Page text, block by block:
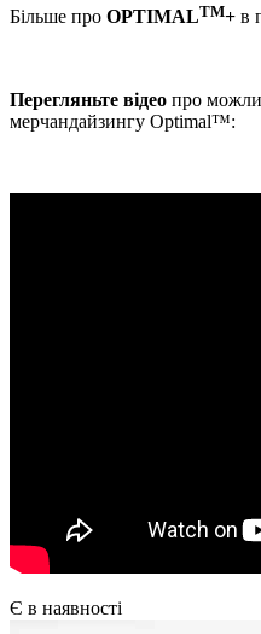
Більше про OPTIMALТМ+ в
Перегляньте відео про
мерчандайзингу Optimal™:
Є в наявності